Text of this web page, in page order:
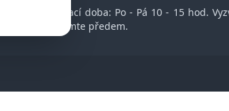
Otvírací doba: Po - Pá 10 - 15 hod.
oznamte předem.